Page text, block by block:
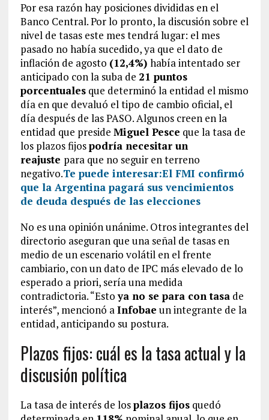
Por esa razón hay posiciones divididas en el
Banco Central. Por lo pronto, la discusión sobre el
nivel de tasas este mes tendrá lugar: el mes
pasado no había sucedido, ya que el dato de
inflación de agosto (12,4%) había intentado ser
anticipado con la suba de 21 puntos
porcentualesque determinó la entidad el mismo
día en que devaluó el tipo de cambio oficial, el
día después de las PASO. Algunos creen en la
entidad que preside Miguel Pesce que la tasa de
los plazos fijospodría necesitar un
reajuste para que no seguir en terreno
negativo.Te puede interesar:El FMI confirmó
que la Argentina pagará sus vencimientos
de deuda después de las elecciones
No es una opinión unánime. Otros integrantes del
directorio aseguran que una señal de tasas en
medio de un escenario volátil en el frente
cambiario, con un dato de IPC más elevado de lo
esperado a priori, sería una medida
contradictoria. “Estoya no se para con tasade
interés”, mencionó aInfobae un integrante de la
entidad, anticipando su postura.
Plazos fijos: cuál es la tasa actual y la
discusión política
La tasa de interés de losplazos fijosquedó